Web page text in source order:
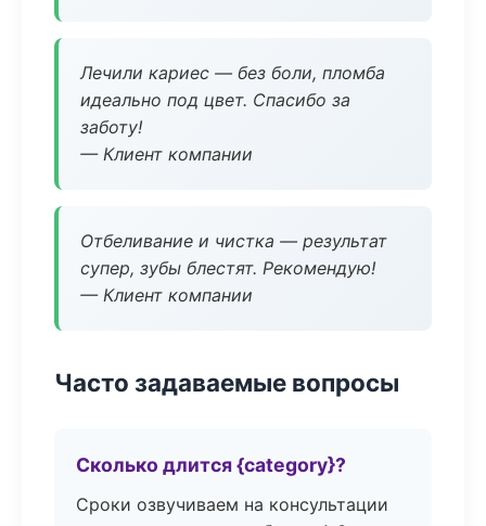
Лечили кариес — без боли, пломба
идеально под цвет. Спасибо за
заботу!
— Клиент компании
Отбеливание и чистка — результат
супер, зубы блестят. Рекомендую!
— Клиент компании
Часто задаваемые вопросы
Сколько длится {category}?
Сроки озвучиваем на консультации